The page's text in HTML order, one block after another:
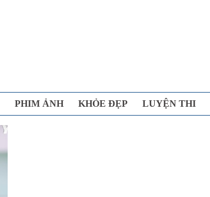
PHIM ẢNH KHỎE ĐẸP LUYỆN THI